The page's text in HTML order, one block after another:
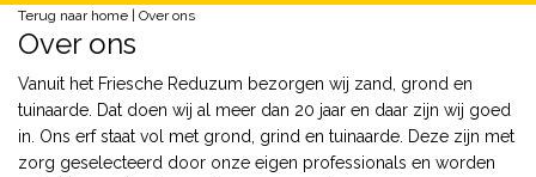
Terug naar home Over ons
Over ons
Vanuit het Friesche Reduzum bezorgen wij zand, grond en
tuinaarde. Dat doen wij al meer dan 20 jaar en daar zijn wij goed
in. Ons erf staat vol met grond, grind en tuinaarde. Deze zijn met
zorg geselecteerd door onze eigen professionals en worden